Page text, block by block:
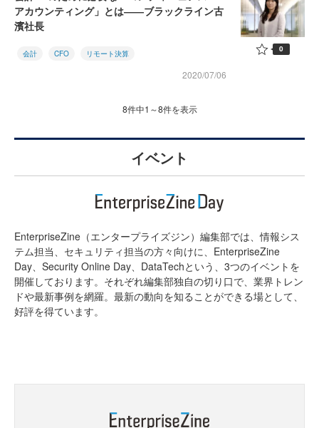
アカウンティング」とは――ブラックライン古
濱社長
会計 CFO リモート決算
2020/07/06
0
8件中1～8件を表示
イベント
EnterpriseZine（エンタープライズジン）編集部では、情報シス
テム担当、セキュリティ担当の方々向けに、EnterpriseZine
Day、Security Online Day、DataTechという、3つのイベントを
開催しております。それぞれ編集部独自の切り口で、業界トレン
ドや最新事例を網羅。最新の動向を知ることができる場として、
好評を得ています。